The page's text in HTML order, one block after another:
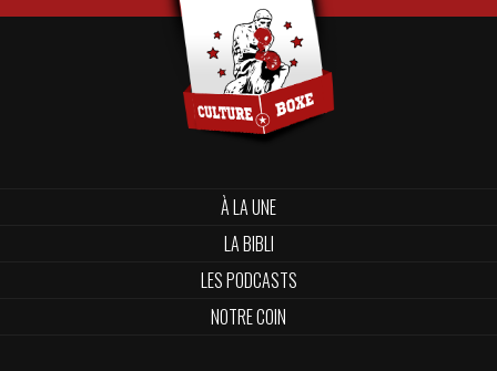
À LA UNE
LA BIBLI
LES PODCASTS
NOTRE COIN